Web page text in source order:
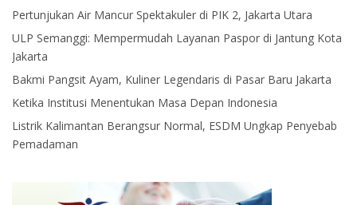
Pertunjukan Air Mancur Spektakuler di PIK 2, Jakarta Utara
ULP Semanggi: Mempermudah Layanan Paspor di Jantung Kota
Jakarta
Bakmi Pangsit Ayam, Kuliner Legendaris di Pasar Baru Jakarta
Ketika Institusi Menentukan Masa Depan Indonesia
Listrik Kalimantan Berangsur Normal, ESDM Ungkap Penyebab
Pemadaman